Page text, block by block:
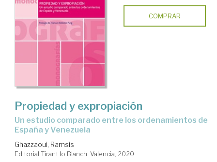
COMPRAR
Propiedad y expropiación
un estudio comparado entre los ordenamientos de
España y Venezuela
Ghazzaoui, Ramsis
Editorial Tirant lo Blanch. Valencia, 2020